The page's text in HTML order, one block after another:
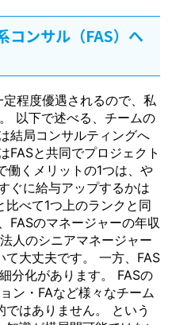
コンサル（FAS）へ
程度優遇されるので、私
以下で述べる、チームの
結局コンサルティングへ
FASと共同でプロジェクト
働くメリットの1つは、や
ぐに給与アップするかは
べて1つ上のランクと同
FASのマネージャーの年収
人のシニアマネージャー
て大丈夫です。 一方、FAS
分化があります。 FASの
ン・FAなど様々なチーム
はありません。 という